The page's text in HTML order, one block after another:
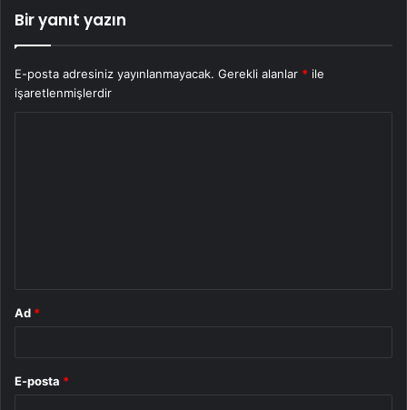
Bir yanıt yazın
E-posta adresiniz yayınlanmayacak. Gerekli alanlar * ile
işaretlenmişlerdir
Ad *
E-posta *